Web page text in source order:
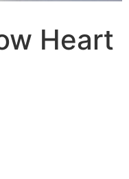
Heart